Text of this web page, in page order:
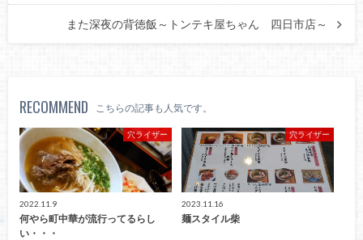
また深夜の背徳飯～トンテキ屋ちゃん 四日市店～
RECOMMEND こちらの記事も人気です。
穴ライザー
2022.11.9
何やら町中華が流行ってるらし
い・・・
穴ライザー
2023.11.16
麺スタイル柴